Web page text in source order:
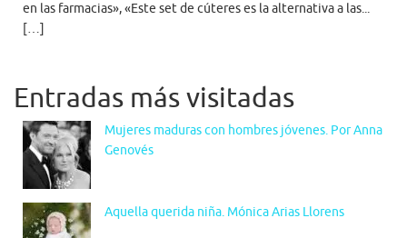
en las farmacias», «Este set de cúteres es la alternativa a las...
[…]
Entradas más visitadas
Mujeres maduras con hombres jóvenes. Por Anna
Genovés
Aquella querida niña. Mónica Arias Llorens